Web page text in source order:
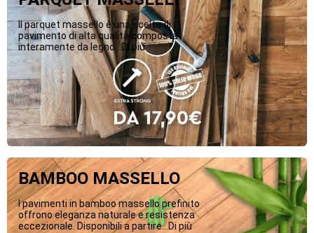
Il parquet massello è una scelta di
pavimento di alta qualità composta
interamente da legno...Di più
BAMBOO MASSELLO
I pavimenti in bamboo massello prefinito
offrono eleganza naturale e resistenza
eccezionale. Disponibili a partire...Di più